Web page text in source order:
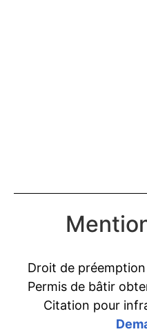
Droit de
Permis de bâtir
Citation pour